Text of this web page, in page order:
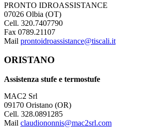
PRONTO IDROASSISTANCE
07026 Olbia (OT)
Cell. 320.7407790
Fax 0789.21107
Mail prontoidroassistance@tiscali.it
ORISTANO
Assistenza stufe e termostufe
MAC2 Srl
09170 Oristano (OR)
Cell. 328.0891285
Mail claudiononnis@mac2srl.com